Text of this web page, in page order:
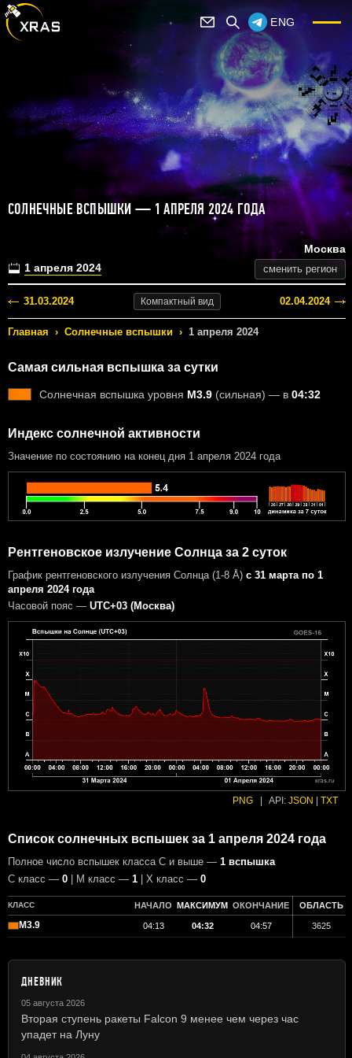
ENG
СОЛНЕЧНЫЕ ВСПЫШКИ — 1 АПРЕЛЯ 2024 ГОДА
1 апреля 2024
Москва
сменить регион
31.03.2024 Компактный вид 02.04.2024
Главная › Солнечные вспышки › 1 апреля 2024
Самая сильная вспышка за сутки
Солнечная вспышка уровня M3.9 (сильная) — в 04:32
Индекс солнечной активности
Значение по состоянию на конец дня 1 апреля 2024 года
Рентгеновское излучение Солнца за 2 суток
График рентгеновского излучения Солнца (1-8 Å) с 31 марта по 1
апреля 2024 года
Часовой пояс — UTC+03 (Москва)
PNG API: JSON TXT
Список солнечных вспышек за 1 апреля 2024 года
Полное число вспышек класса C и выше — 1 вспышка
С класс — 0 | М класс — 1 | X класс — 0
КЛАСС НАЧАЛО МАКСИМУМ ОКОНЧАНИЕ ОБЛАСТЬ
M3.9 04:13 04:32 04:57 3625
ДНЕВНИК
05 августа 2026
Вторая ступень ракеты Falcon 9 менее чем через час
упадет на Луну